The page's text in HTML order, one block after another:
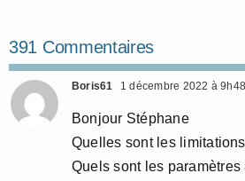
391 Commentaires
Boris61 1 décembre 2022 à 9h48
Bonjour Stéphane
Quelles sont les
Quels sont les